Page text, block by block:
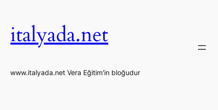
italyada.net
www.italyada.net Vera Eğitim'in bloğudur